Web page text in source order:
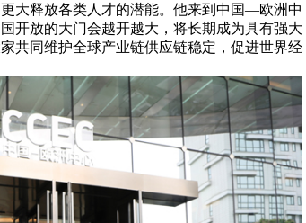
大释放各类人才的潜能。他来到中国—欧洲中
开放的大门会越开越大，将长期成为具有强大
共同维护全球产业链供应链稳定，促进世界经